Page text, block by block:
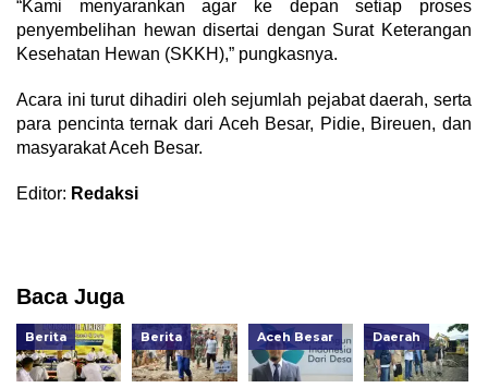
“Kami menyarankan agar ke depan setiap proses
penyembelihan hewan disertai dengan Surat Keterangan
Kesehatan Hewan (SKKH),” pungkasnya.
Acara ini turut dihadiri oleh sejumlah pejabat daerah, serta
para pencinta ternak dari Aceh Besar, Pidie, Bireuen, dan
masyarakat Aceh Besar.
Editor: Redaksi
Baca Juga
Berita Berita Aceh Besar Daerah